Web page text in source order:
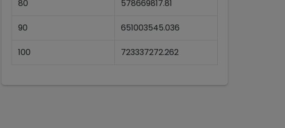
80 578669817.81
90 651003545.036
100 723337272.262